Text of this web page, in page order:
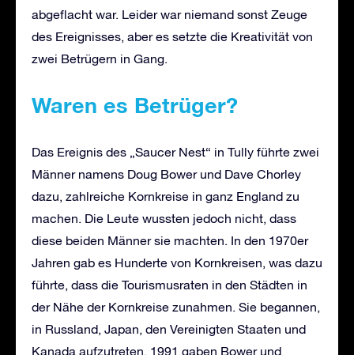
abgeflacht war. Leider war niemand sonst Zeuge
des Ereignisses, aber es setzte die Kreativität von
zwei Betrügern in Gang.
Waren es Betrüger?
Das Ereignis des „Saucer Nest“ in Tully führte zwei
Männer namens Doug Bower und Dave Chorley
dazu, zahlreiche Kornkreise in ganz England zu
machen. Die Leute wussten jedoch nicht, dass
diese beiden Männer sie machten. In den 1970er
Jahren gab es Hunderte von Kornkreisen, was dazu
führte, dass die Tourismusraten in den Städten in
der Nähe der Kornkreise zunahmen. Sie begannen,
in Russland, Japan, den Vereinigten Staaten und
Kanada aufzutreten. 1991 gaben Bower und